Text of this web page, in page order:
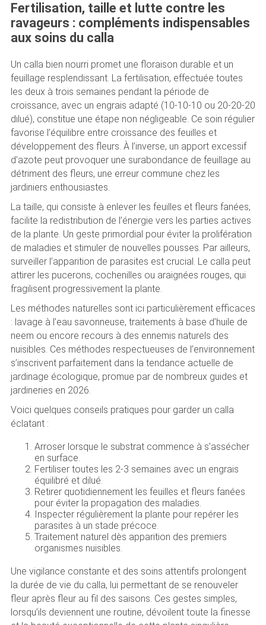
Fertilisation, taille et lutte contre les
ravageurs : compléments indispensables
aux soins du calla
Un calla bien nourri promet une floraison durable et un
feuillage resplendissant. La fertilisation, effectuée toutes
les deux à trois semaines pendant la période de
croissance, avec un engrais adapté (10-10-10 ou 20-20-20
dilué), constitue une étape non négligeable. Ce soin régulier
favorise l’équilibre entre croissance des feuilles et
développement des fleurs. À l’inverse, un apport excessif
d’azote peut provoquer une surabondance de feuillage au
détriment des fleurs, une erreur commune chez les
jardiniers enthousiastes.
La taille, qui consiste à enlever les feuilles et fleurs fanées,
facilite la redistribution de l’énergie vers les parties actives
de la plante. Un geste primordial pour éviter la prolifération
de maladies et stimuler de nouvelles pousses. Par ailleurs,
surveiller l’apparition de parasites est crucial. Le calla peut
attirer les pucerons, cochenilles ou araignées rouges, qui
fragilisent progressivement la plante.
Les méthodes naturelles sont ici particulièrement efficaces
: lavage à l’eau savonneuse, traitements à base d’huile de
neem ou encore recours à des ennemis naturels des
nuisibles. Ces méthodes respectueuses de l’environnement
s’inscrivent parfaitement dans la tendance actuelle de
jardinage écologique, promue par de nombreux guides et
jardineries en 2026.
Voici quelques conseils pratiques pour garder un calla
éclatant :
Arroser lorsque le substrat commence à s’assécher
en surface.
Fertiliser toutes les 2-3 semaines avec un engrais
équilibré et dilué.
Retirer quotidiennement les feuilles et fleurs fanées
pour éviter la propagation des maladies.
Inspecter régulièrement la plante pour repérer les
parasites à un stade précoce.
Traitement naturel dès apparition des premiers
organismes nuisibles.
Une vigilance constante et des soins attentifs prolongent
la durée de vie du calla, lui permettant de se renouveler
fleur après fleur au fil des saisons. Ces gestes simples,
lorsqu’ils deviennent une routine, dévoilent toute la finesse